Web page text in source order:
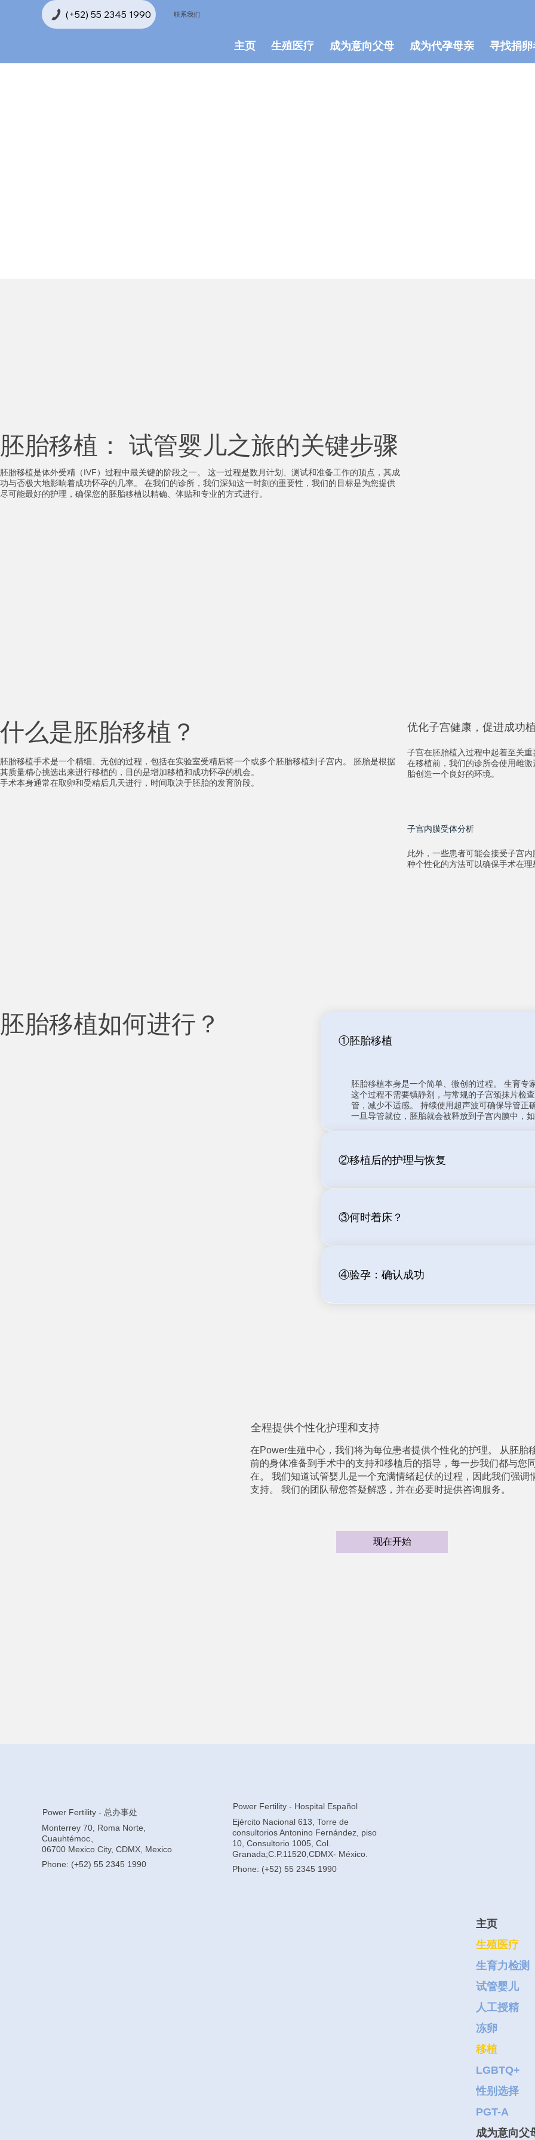
(+52) 55 2345 1990 联系我们
主页 生殖医疗 成为意向父母 成为代孕母亲 寻找捐卵
胚胎移植： 试管婴儿之旅的关键步骤
胚胎移植是体外受精（IVF）过程中最关键的阶段之一。 这一过程是数月计划、测试和准备工作的顶点，其成
功与否极大地影响着成功怀孕的几率。 在我们的诊所，我们深知这一时刻的重要性，我们的目标是为您提供
尽可能最好的护理，确保您的胚胎移植以精确、体贴和专业的方式进行。
什么是胚胎移植？
胚胎移植手术是一个精细、无创的过程，包括在实验室受精后将一个或多个胚胎移植到子宫内。 胚胎是根据
其质量精心挑选出来进行移植的，目的是增加移植和成功怀孕的机会。
手术本身通常在取卵和受精后几天进行，时间取决于胚胎的发育阶段。
优化子宫健康，促进成功
子宫在胚胎植入过程中起着至关
在移植前，我们的诊所会使用雌
胎创造一个良好的环境。
子宫内膜受体分析
此外，一些患者可能会接受子宫
种个性化的方法可以确保手术在
胚胎移植如何进行？
①胚胎移植
胚胎移植本身是一个简单、微创的过程。 生育专
这个过程不需要镇静剂，与常规的子宫颈抹片检
管，减少不适感。 持续使用超声波可确保导管正
一旦导管就位，胚胎就会被释放到子宫内膜中，
②移植后的护理与恢复
③何时着床？
④验孕：确认成功
全程提供个性化护理和支持
在Power生殖中心，我们将为每位患者提供个性化的护理。 从胚胎
前的身体准备到手术中的支持和移植后的指导，每一步我们都与您同
在。 我们知道试管婴儿是一个充满情绪起伏的过程，因此我们强调
支持。 我们的团队帮您答疑解惑，并在必要时提供咨询服务。
现在开始
Power Fertility - 总办事处
Monterrey 70, Roma Norte,
Cuauhtémoc、
06700 Mexico City, CDMX, Mexico
Phone: (+52) 55 2345 1990
Power Fertility - Hospital Español
Ejército Nacional 613, Torre de
consultorios Antonino Fernández, piso
10, Consultorio 1005, Col.
Granada;C.P.11520,CDMX- México.
Phone: (+52) 55 2345 1990
主页
生殖医疗
生育力检测
试管婴儿
人工授精
冻卵
移植
LGBTQ+
性别选择
PGT-A
成为意向父